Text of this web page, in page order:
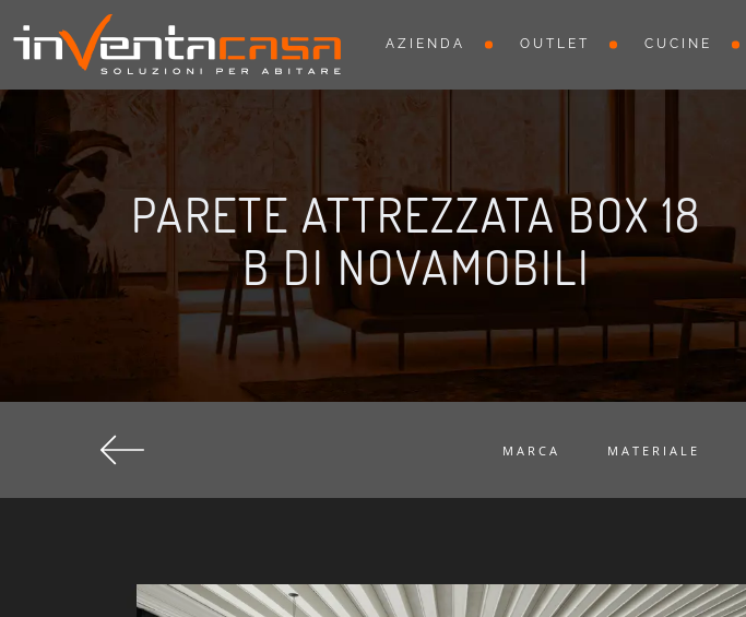
AZIENDA OUTLET CUCINE
PARETE ATTREZZATA BOX 18
B DI NOVAMOBILI
MARCA MATERIALE